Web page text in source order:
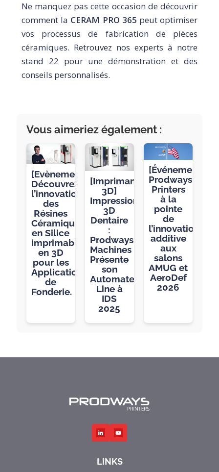
Ne manquez pas cette occasion de découvrir
comment la CERAM PRO 365 peut optimiser
vos processus de fabrication de pièces
céramiques. Retrouvez nos experts à notre
stand 22 pour une démonstration et des
conseils personnalisés.
Vous aimeriez également :
[Evènement]
Découvrez
l’innovation
des
Résines
Céramiques
en Silice
imprimables
en 3D
pour les
Applications
de
Fonderie.
[Imprimante
3D]
Impression
3D
Dentaire
:
Prodways
Machines
Présente
son
Automated
Line à
IDS
2025
[Événement]
Prodways
Printers
à la
pointe
de
l’innovation
additive
aux
salons
AMUG et
AeroDef
2026
LINKS